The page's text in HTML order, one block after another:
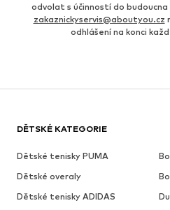
odvolat s účinností do
zakaznickyservis@aboutyou.cz
odhlášení na konci
DĚTSKÉ KATEGORIE
Dětské tenisky PUMA
Dětské overaly
Dětské tenisky ADIDAS